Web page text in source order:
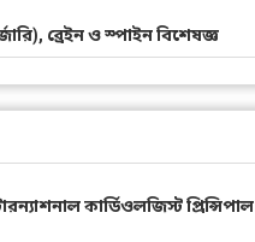
ব্রেইন ও স্পাইন বিশেষজ্ঞ
কার্ডিওলজিস্ট প্রিন্সিপাল